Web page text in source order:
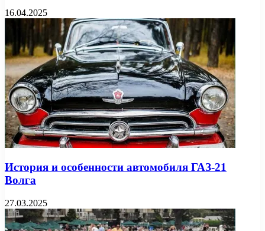
16.04.2025
История и особенности автомобиля ГАЗ-21
Волга
27.03.2025